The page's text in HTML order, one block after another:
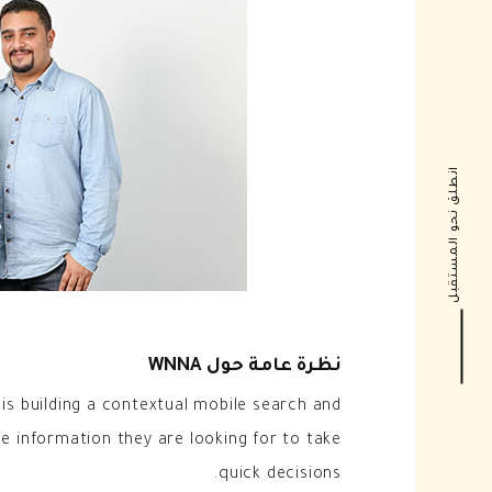
انطلق نحو المستقبل
نظرة عامة حول WNNA
building a contextual mobile search and
information they are looking for to take
quick decisions.